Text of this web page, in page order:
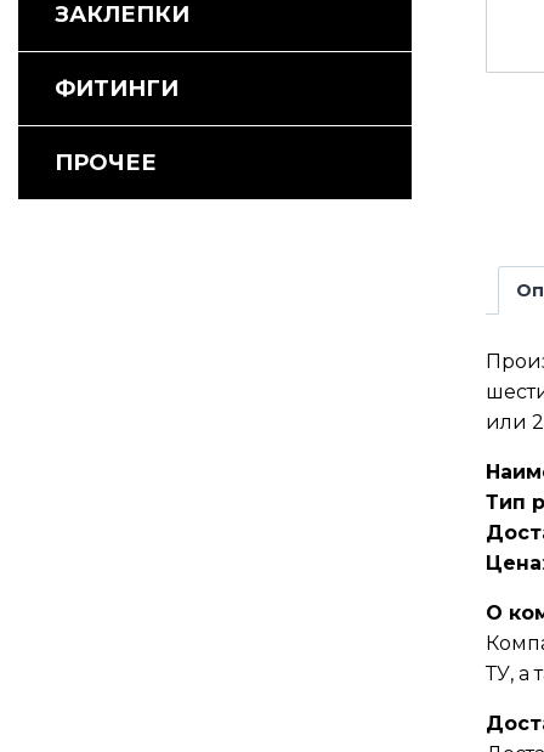
или
Тип
Цена
О
ТУ, а
ЗАКЛЕПКИ
ФИТИНГИ
ПРОЧЕЕ